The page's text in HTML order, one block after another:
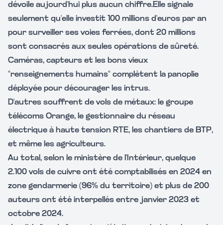
dévoile aujourd'hui plus aucun chiffre.Elle signale
seulement qu'elle investit 100 millions d'euros par an
pour surveiller ses voies ferrées, dont 20 millions
sont consacrés aux seules opérations de sûreté.
Caméras, capteurs et les bons vieux
"renseignements humains" complètent la panoplie
déployée pour décourager les intrus.
D'autres souffrent de vols de métaux: le groupe
télécoms Orange, le gestionnaire du réseau
électrique à haute tension RTE, les chantiers de BTP,
et même les agriculteurs.
Au total, selon le ministère de l'Intérieur, quelque
2.100 vols de cuivre ont été comptabilisés en 2024 en
zone gendarmerie (96% du territoire) et plus de 200
auteurs ont été interpellés entre janvier 2023 et
octobre 2024.